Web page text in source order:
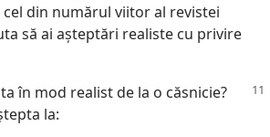
din numărul viitor al revistei
să ai aşteptări realiste cu privire
în mod realist de la o căsnicie?
la: